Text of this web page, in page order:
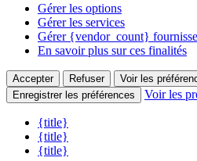
Gérer les options
Gérer les services
Gérer {vendor_count}
En savoir plus sur ces finalités
Accepter Refuser
Voir les
Enregistrer les préférences
Voir les
{title}
{title}
{title}